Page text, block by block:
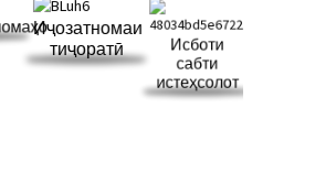
Иҷозатномаи
тиҷоратӣ
Исботи
сабти
истеҳсолот